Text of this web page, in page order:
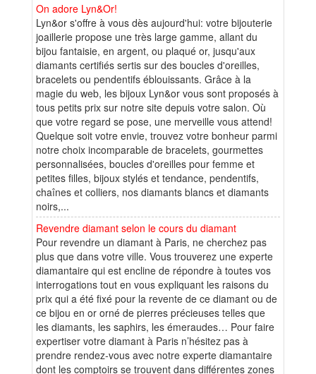
On adore Lyn&Or!
Lyn&or s'offre à vous dès aujourd'hui: votre bijouterie
joaillerie propose une très large gamme, allant du
bijou fantaisie, en argent, ou plaqué or, jusqu'aux
diamants certifiés sertis sur des boucles d'oreilles,
bracelets ou pendentifs éblouissants. Grâce à la
magie du web, les bijoux Lyn&or vous sont proposés à
tous petits prix sur notre site depuis votre salon. Où
que votre regard se pose, une merveille vous attend!
Quelque soit votre envie, trouvez votre bonheur parmi
notre choix incomparable de bracelets, gourmettes
personnalisées, boucles d'oreilles pour femme et
petites filles, bijoux stylés et tendance, pendentifs,
chaînes et colliers, nos diamants blancs et diamants
noirs,...
Revendre diamant selon le cours du diamant
Pour revendre un diamant à Paris, ne cherchez pas
plus que dans votre ville. Vous trouverez une experte
diamantaire qui est encline de répondre à toutes vos
interrogations tout en vous expliquant les raisons du
prix qui a été fixé pour la revente de ce diamant ou de
ce bijou en or orné de pierres précieuses telles que
les diamants, les saphirs, les émeraudes… Pour faire
expertiser votre diamant à Paris n’hésitez pas à
prendre rendez-vous avec notre experte diamantaire
dont les comptoirs se trouvent dans différentes zones